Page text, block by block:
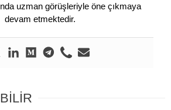
uzman görüşleriyle öne çıkmaya
devam etmektedir.